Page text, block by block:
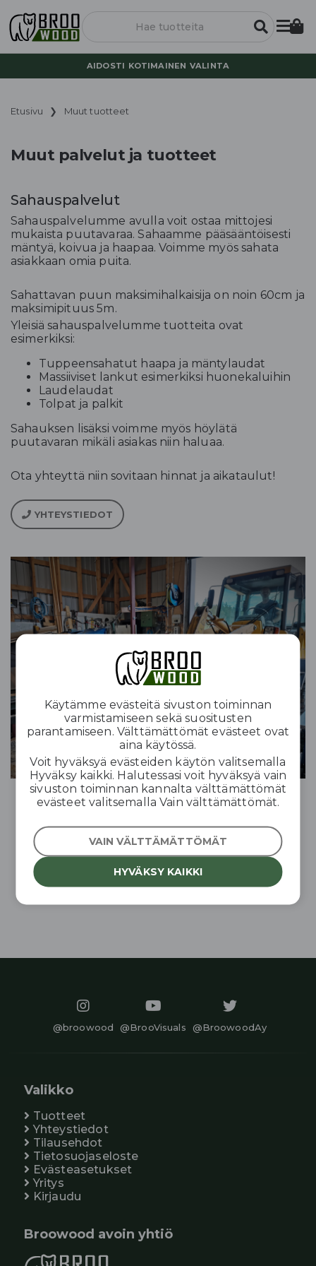
AIDOSTI KOTIMAINEN VALINTA
Etusivu ❯ Muut tuotteet
Muut palvelut ja tuotteet
Sahauspalvelut
Sahauspalvelumme avulla voit ostaa mittojesi
mukaista puutavaraa. Sahaamme pääsääntöisesti
mäntyä, koivua ja haapaa. Voimme myös sahata
asiakkaan omia puita.
Sahattavan puun maksimihalkaisija on noin 60cm ja
maksimipituus 5m.
Yleisiä sahauspalvelumme tuotteita ovat
esimerkiksi:
Tuppeensahatut haapa ja mäntylaudat
Massiiviset lankut esimerkiksi huonekaluihin
Laudelaudat
Tolpat ja palkit
Sahauksen lisäksi voimme myös höylätä
puutavaran mikäli asiakas niin haluaa.
Ota yhteyttä niin sovitaan hinnat ja aikataulut!
YHTEYSTIEDOT
@broowood @BrooVisuals @BroowoodAy
Valikko
Tuotteet
Yhteystiedot
Tilausehdot
Tietosuojaseloste
Evästeasetukset
Yritys
Kirjaudu
Broowood avoin yhtiö
Käytämme evästeitä sivuston toiminnan
varmistamiseen sekä suositusten
parantamiseen. Välttämättömät evästeet ovat
aina käytössä.
Voit hyväksyä evästeiden käytön valitsemalla
Hyväksy kaikki. Halutessasi voit hyväksyä vain
sivuston toiminnan kannalta välttämättömät
evästeet valitsemalla Vain välttämättömät.
VAIN VÄLTTÄMÄTTÖMÄT
HYVÄKSY KAIKKI